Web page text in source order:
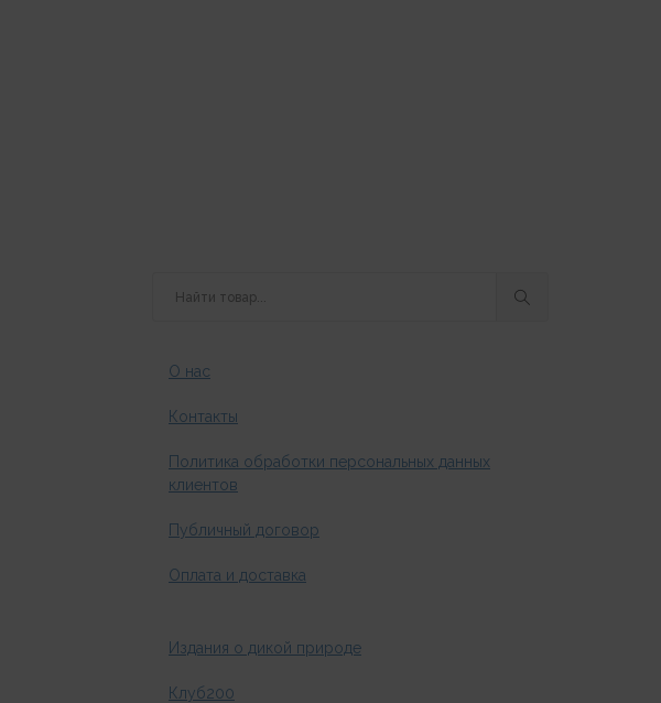
О нас
Контакты
Политика обработки персональных данных
клиентов
Публичный договор
Оплата и доставка
Издания о дикой природе
Клуб200